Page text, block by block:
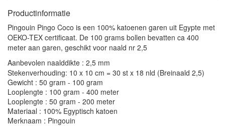
Productinformatie
Pingouin Pingo Coco is een 100% katoenen garen uit Egypte met
OEKO-TEX certificaat. De 100 grams bollen bevatten ca 400
meter aan garen, geschikt voor naald nr 2,5
Aanbevolen naalddikte : 2,5 mm
Stekenverhouding: 10 x 10 cm = 30 st x 18 nld (Breinaald 2,5)
Gewicht : 50 gram - 100 gram
Looplengte : 100 gram - 400 meter
Looplengte : 50 gram - 200 meter
Materiaal : 100% Egyptisch katoen
Merknaam : Pingouin